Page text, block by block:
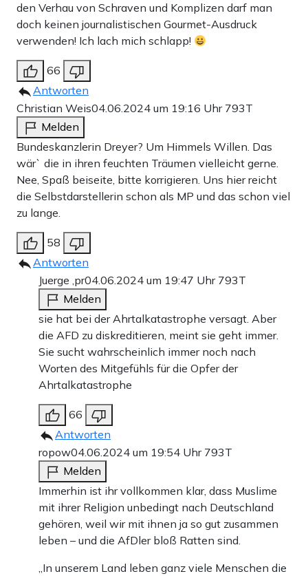
den Verhau von Schraven und Komplizen darf man
doch keinen journalistischen Gourmet-Ausdruck
verwenden! Ich lach mich schlapp!
66
Antworten
Christian Weis04.06.2024 um 19:16 Uhr 793T
Melden
Bundeskanzlerin Dreyer? Um Himmels Willen. Das
wär` die in ihren feuchten Träumen vielleicht gerne.
Nee, Spaß beiseite, bitte korrigieren. Uns hier reicht
die Selbstdarstellerin schon als MP und das schon viel
zu lange.
58
Antworten
Juerge ,pr04.06.2024 um 19:47 Uhr 793T
Melden
sie hat bei der Ahrtalkatastrophe versagt. Aber
die AFD zu diskreditieren, meint sie geht immer.
Sie sucht wahrscheinlich immer noch nach
Worten des Mitgefühls für die Opfer der
Ahrtalkatastrophe
66
Antworten
ropow04.06.2024 um 19:54 Uhr 793T
Melden
Immerhin ist ihr vollkommen klar, dass Muslime
mit ihrer Religion unbedingt nach Deutschland
gehören, weil wir mit ihnen ja so gut zusammen
leben – und die AfDler bloß Ratten sind.
„In unserem Land leben ganz viele Menschen die